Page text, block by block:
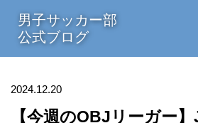
男子サッカー部
公式ブログ
2024.12.20
【今週のOBJリーガー